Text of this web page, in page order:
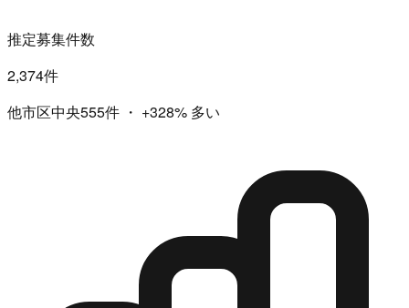
推定募集件数
2,374件
他市区中央555件 ・ +328% 多い